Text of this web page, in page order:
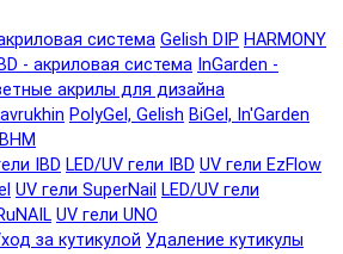
система Gelish DIP HARMONY
IBD - акриловая система InGarden -
акрилы для дизайна
PolyGel, Gelish BiGel, In'Garden
IBD LED/UV гели IBD UV гели EzFlow
UV гели SuperNail LED/UV гели
UV гели UNO
за кутикулой Удаление кутикулы